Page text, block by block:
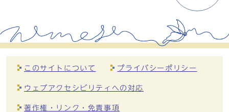
このサイトについて プライバシーポリシー
ウェブアクセシビリティへの対応
著作権・リンク・免責事項